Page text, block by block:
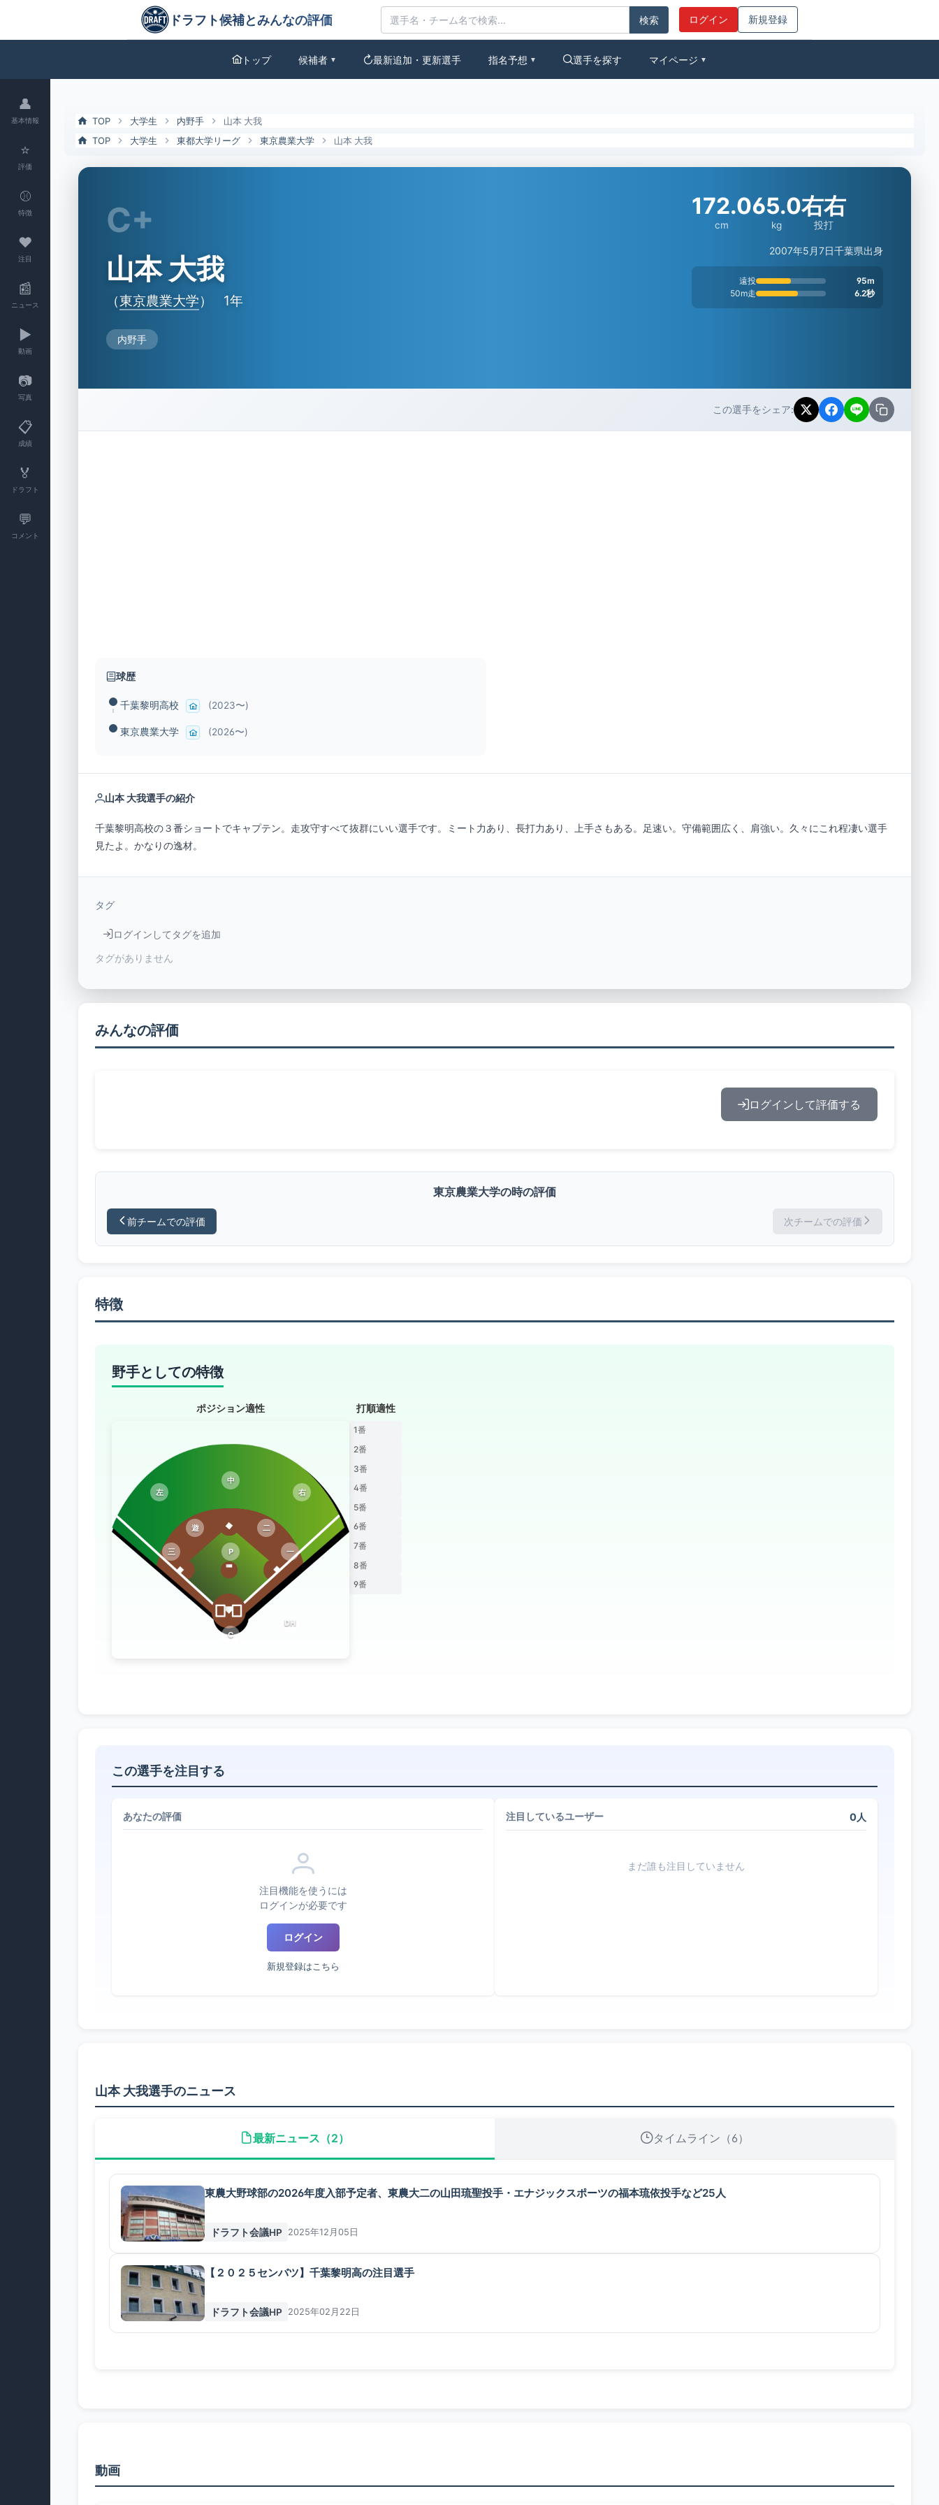
山本 大我（東京農業大）の特徴とドラフト評価 | ドラフト候補とみんなの評価
ドラフト候補とみんなの評価
ログイン 新規登録
トップ 候補者 ▼ 最新追加・更新選手 指名予想 ▼ 選手を探す マイページ ▼
👤
基本情報
⭐
評価
⚾
特徴
❤
注目
📰
ニュース
▶️
動画
📷
写真
📋
成績
🏅
ドラフト
💬
コメント
TOP 大学生 内野手
山本 大我
TOP
大学生 東都大学リーグ 東京農業大学 山本 大我
C+
山本 大我
（東京農業大学） 1年
内野手
172.0
cm
65.0
kg
右右
投打
2007年5月7日千葉県出身
遠投
95m
50m走
6.2秒
この選手をシェア:
球歴
千葉黎明高校 (2023〜)
東京農業大学 (2026〜)
山本 大我選手の紹介
千葉黎明高校の３番ショートでキャプテン。走攻守すべて抜群にいい選手です。ミート力あり、長打力あり、上手さもある。足速い。守備範囲広く、肩強い。久々にこれ程凄い選手
見たよ。かなりの逸材。
タグ
ログインしてタグを追加
タグがありません
みんなの評価
ログインして評価する
東京農業大学の時の評価
前チームでの評価 次チームでの評価
特徴
野手としての特徴
ポジション適性
P
C
一
二
三
遊
左
中
右
DH
打順適性
1番
2番
3番
4番
5番
6番
7番
8番
9番
この選手を注目する
あなたの評価
注目機能を使うには
ログインが必要です
ログイン
新規登録はこちら
注目しているユーザー 0人
まだ誰も注目していません
山本 大我選手のニュース
最新ニュース（2） タイムライン（6）
東農大野球部の2026年度入部予定者、東農大二の山田琉聖投手・エナジックスポーツの福本琉依投手など25人
ドラフト会議HP 2025年12月05日
【２０２５センバツ】千葉黎明高の注目選手
ドラフト会議HP 2025年02月22日
動画